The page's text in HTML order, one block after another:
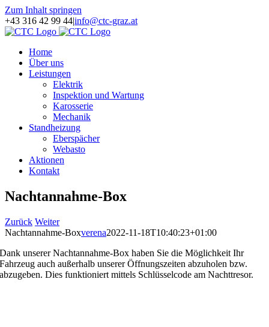
Zum Inhalt springen
+43 316 42 99 44|info@ctc-graz.at
Home
Über uns
Leistungen
Elektrik
Inspektion und Wartung
Karosserie
Mechanik
Standheizung
Eberspächer
Webasto
Aktionen
Kontakt
Nachtannahme-Box
Zurück Weiter
Nachtannahme-Boxverena2022-11-18T10:40:23+01:00
Dank unserer Nachtannahme-Box haben Sie die Möglichkeit Ihr
Fahrzeug auch außerhalb unserer Öffnungszeiten abzuholen bzw.
abzugeben. Dies funktioniert mittels Schlüsselcode am Nachttresor.